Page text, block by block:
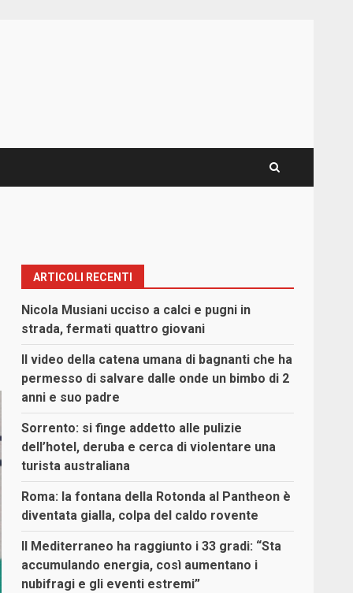
ARTICOLI RECENTI
Nicola Musiani ucciso a calci e pugni in
strada, fermati quattro giovani
Il video della catena umana di bagnanti che ha
permesso di salvare dalle onde un bimbo di 2
anni e suo padre
Sorrento: si finge addetto alle pulizie
dell’hotel, deruba e cerca di violentare una
turista australiana
Roma: la fontana della Rotonda al Pantheon è
diventata gialla, colpa del caldo rovente
Il Mediterraneo ha raggiunto i 33 gradi: “Sta
accumulando energia, così aumentano i
nubifragi e gli eventi estremi”